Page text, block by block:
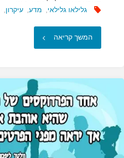
גלילאו גלילאי, מדע, עיקרון,
המשך קריאה "בהכחשת
המדעי…"